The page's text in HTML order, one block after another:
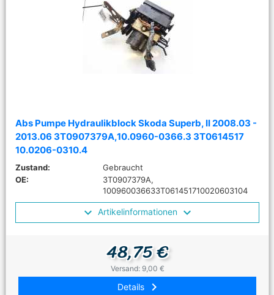
Abs Pumpe Hydraulikblock Skoda Superb, II 2008.03 -
2013.06 3T0907379A,10.0960-0366.3 3T0614517
10.0206-0310.4
Zustand:
Gebraucht
OE:
3T0907379A,
100960036633T061451710020603104
Artikelinformationen
48,75 €
Versand: 9,00 €
Details keyboard_arrow_right